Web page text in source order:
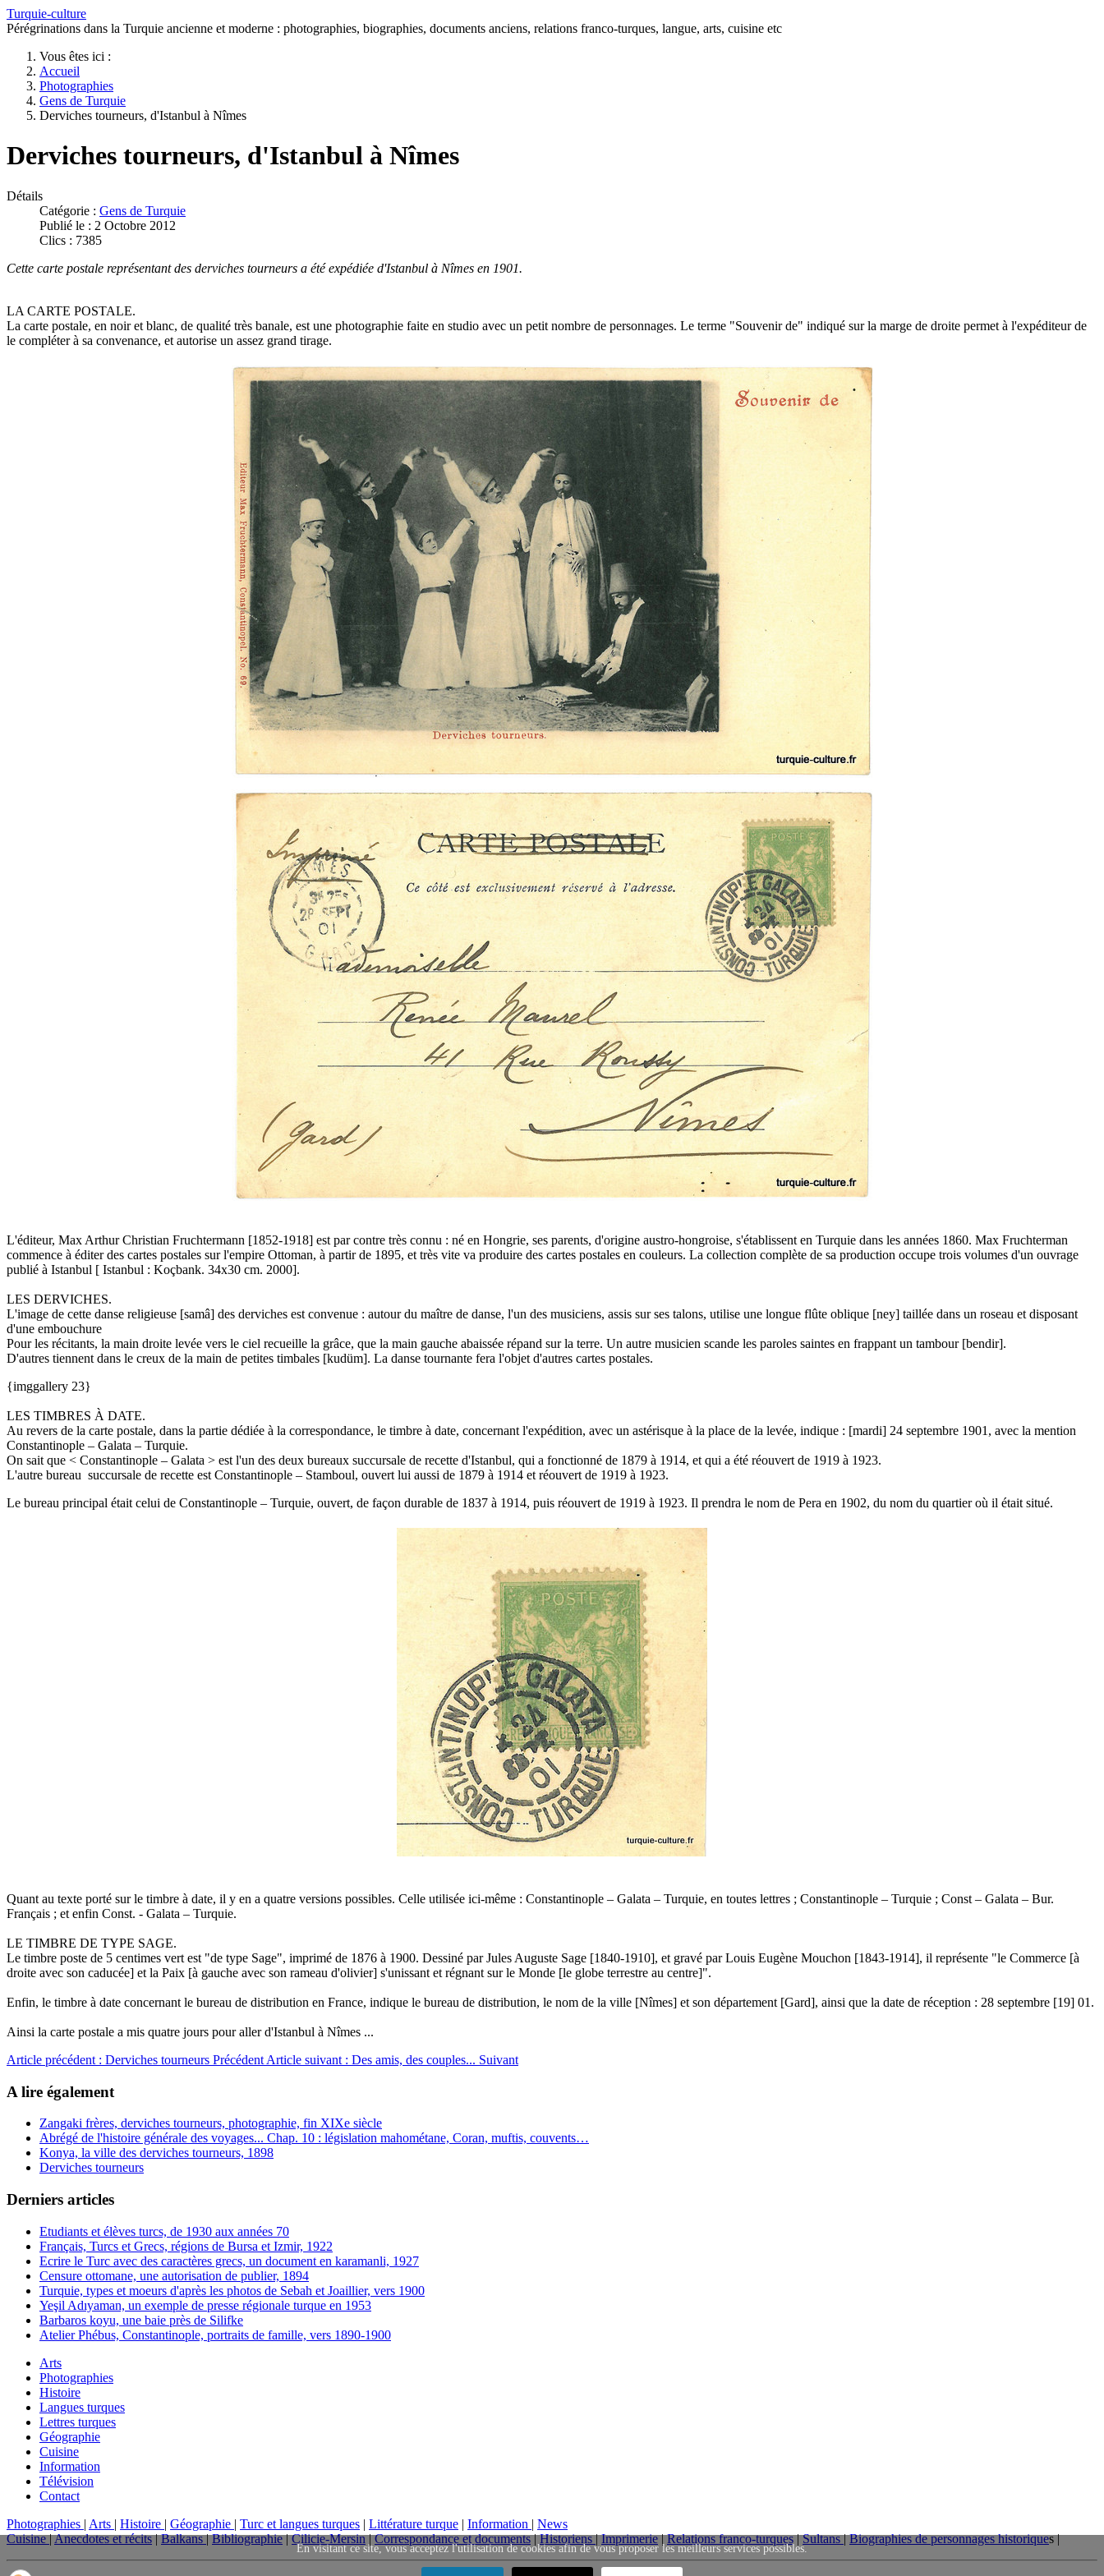
Turquie-culture
Pérégrinations dans la Turquie ancienne et moderne : photographies, biographies, documents anciens, relations franco-turques, langue, arts, cuisine etc
Vous êtes ici :
Accueil
Photographies
Gens de Turquie
Derviches tourneurs, d'Istanbul à Nîmes
Derviches tourneurs, d'Istanbul à Nîmes
Détails
Catégorie : Gens de Turquie
Publié le : 2 Octobre 2012
Clics : 7385
Cette carte postale représentant des derviches tourneurs a été expédiée d'Istanbul à Nîmes en 1901.
LA CARTE POSTALE.
La carte postale, en noir et blanc, de qualité très banale, est une photographie faite en studio avec un petit nombre de personnages. Le terme "Souvenir de" indiqué sur la marge de droite permet à l'expéditeur de
le compléter à sa convenance, et autorise un assez grand tirage.
L'éditeur, Max Arthur Christian Fruchtermann [1852-1918] est par contre très connu : né en Hongrie, ses parents, d'origine austro-hongroise, s'établissent en Turquie dans les années 1860. Max Fruchterman
commence à éditer des cartes postales sur l'empire Ottoman, à partir de 1895, et très vite va produire des cartes postales en couleurs. La collection complète de sa production occupe trois volumes d'un ouvrage
publié à Istanbul [ Istanbul : Koçbank. 34x30 cm. 2000].
LES DERVICHES.
L'image de cette danse religieuse [samâ] des derviches est convenue : autour du maître de danse, l'un des musiciens, assis sur ses talons, utilise une longue flûte oblique [ney] taillée dans un roseau et disposant
d'une embouchure
Pour les récitants, la main droite levée vers le ciel recueille la grâce, que la main gauche abaissée répand sur la terre. Un autre musicien scande les paroles saintes en frappant un tambour [bendir].
D'autres tiennent dans le creux de la main de petites timbales [kudüm]. La danse tournante fera l'objet d'autres cartes postales.
{imggallery 23}
LES TIMBRES À DATE.
Au revers de la carte postale, dans la partie dédiée à la correspondance, le timbre à date, concernant l'expédition, avec un astérisque à la place de la levée, indique : [mardi] 24 septembre 1901, avec la mention
Constantinople – Galata – Turquie.
On sait que < Constantinople – Galata > est l'un des deux bureaux succursale de recette d'Istanbul, qui a fonctionné de 1879 à 1914, et qui a été réouvert de 1919 à 1923.
L'autre bureau succursale de recette est Constantinople – Stamboul, ouvert lui aussi de 1879 à 1914 et réouvert de 1919 à 1923.
Le bureau principal était celui de Constantinople – Turquie, ouvert, de façon durable de 1837 à 1914, puis réouvert de 1919 à 1923. Il prendra le nom de Pera en 1902, du nom du quartier où il était situé.
Quant au texte porté sur le timbre à date, il y en a quatre versions possibles. Celle utilisée ici-même : Constantinople – Galata – Turquie, en toutes lettres ; Constantinople – Turquie ; Const – Galata – Bur.
Français ; et enfin Const. - Galata – Turquie.
LE TIMBRE DE TYPE SAGE.
Le timbre poste de 5 centimes vert est "de type Sage", imprimé de 1876 à 1900. Dessiné par Jules Auguste Sage [1840-1910], et gravé par Louis Eugène Mouchon [1843-1914], il représente "le Commerce [à
droite avec son caducée] et la Paix [à gauche avec son rameau d'olivier] s'unissant et régnant sur le Monde [le globe terrestre au centre]".
Enfin, le timbre à date concernant le bureau de distribution en France, indique le bureau de distribution, le nom de la ville [Nîmes] et son département [Gard], ainsi que la date de réception : 28 septembre [19] 01.
Ainsi la carte postale a mis quatre jours pour aller d'Istanbul à Nîmes ...
Article précédent : Derviches tourneurs Précédent Article suivant : Des amis, des couples... Suivant
A lire également
Zangaki frères, derviches tourneurs, photographie, fin XIXe siècle
Abrégé de l'histoire générale des voyages... Chap. 10 : législation mahométane, Coran, muftis, couvents…
Konya, la ville des derviches tourneurs, 1898
Derviches tourneurs
Derniers articles
Etudiants et élèves turcs, de 1930 aux années 70
Français, Turcs et Grecs, régions de Bursa et Izmir, 1922
Ecrire le Turc avec des caractères grecs, un document en karamanli, 1927
Censure ottomane, une autorisation de publier, 1894
Turquie, types et moeurs d'après les photos de Sebah et Joaillier, vers 1900
Yeşil Adıyaman, un exemple de presse régionale turque en 1953
Barbaros koyu, une baie près de Silifke
Atelier Phébus, Constantinople, portraits de famille, vers 1890-1900
Arts
Photographies
Histoire
Langues turques
Lettres turques
Géographie
Cuisine
Information
Télévision
Contact
Photographies | Arts | Histoire | Géographie | Turc et langues turques | Littérature turque | Information | News
Cuisine|Anecdotes et récits|Balkans|Bibliographie|Cilicie-Mersin|Correspondance et documents|Historiens|Imprimerie|Relations franco-turques|Sultans|Biographies de personnages historiques |
En visitant ce site, vous acceptez l'utilisation de cookies afin de vous proposer les meilleurs services possibles.